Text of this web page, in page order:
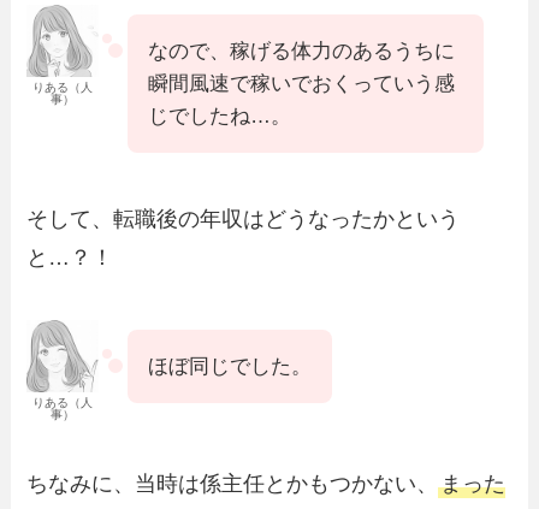
りある（人
事）
なので、稼げる体力のあるうちに
瞬間風速で稼いでおくっていう感
じでしたね…。
そして、転職後の年収はどうなったかという
と…？！
りある（人
事）
ほぼ同じでした。
ちなみに、当時は係主任とかもつかない、まった